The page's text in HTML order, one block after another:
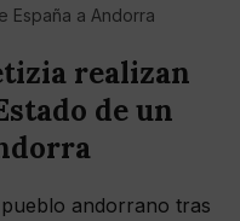
España a Andorra
realizan
de un
andorrano tras